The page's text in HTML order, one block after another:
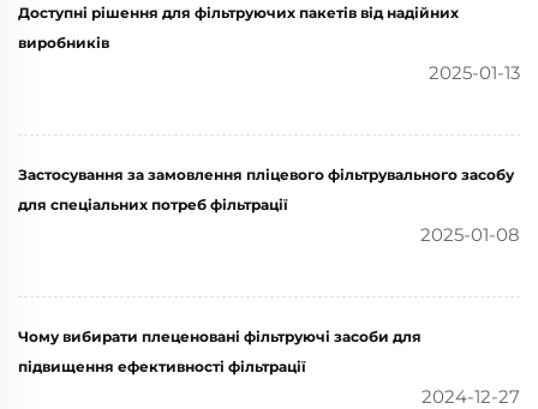
Доступні рішення для фільтруючих пакетів від надійних
виробників
2025-01-13
Застосування за замовлення пліцевого фільтрувального засобу
для спеціальних потреб фільтрації
2025-01-08
Чому вибирати плеценовані фільтруючі засоби для
підвищення ефективності фільтрації
2024-12-27